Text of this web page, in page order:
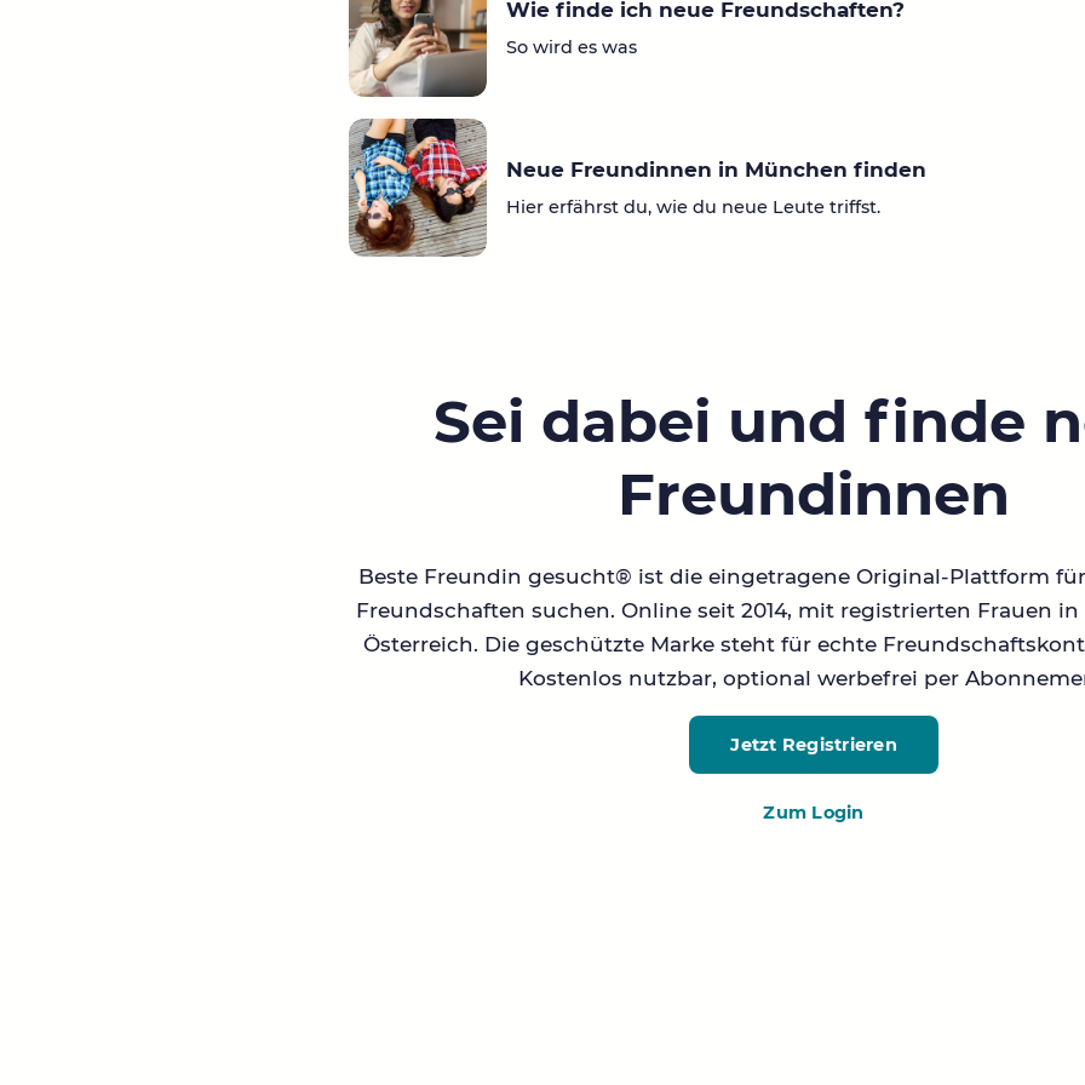
Wie finde ich neue Freundschaften?
So wird es was
Neue Freundinnen in München finden
Hier erfährst du, wie du neue Leute triffst.
Sei dabei und finde
Freundinnen
Beste Freundin gesucht® ist die eingetragene Original-Plattform
Freundschaften suchen. Online seit 2014, mit registrierten Frauen
Österreich. Die geschützte Marke steht für echte
Kostenlos nutzbar, optional werbefrei per
Jetzt Registrieren
Zum Login